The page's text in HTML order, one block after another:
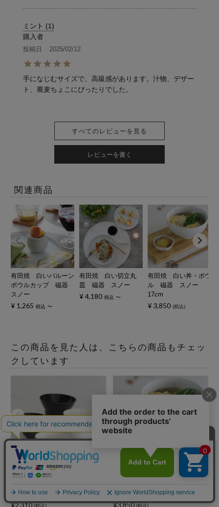
ミント
1
購入者
投稿日 2025/02/12
手になじむサイズで、高級感があります。汁物、デザー
ト、蕎麦ちょこにぴったりでした。
すべてのレビューを見る
レビューを書く
関連商品
有田焼 白いバルーン
ボウルカップ 磁器
スノー
¥ 1,265 税込 〜
有田焼 白い切立丸
皿 磁器 スノー
¥ 4,180 税込 〜
有田焼 白い丼・ボウ
ル 磁器 スノー
17cm
¥ 3,850 税込
この商品を見た人は、こちらの商品もチェッ
クしています
碗 磁器
¥2,310 (税込)
スノー 17cm
¥3,850 (税込)